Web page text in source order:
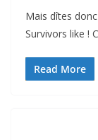
Mais dîtes
Survivors like !
Read More